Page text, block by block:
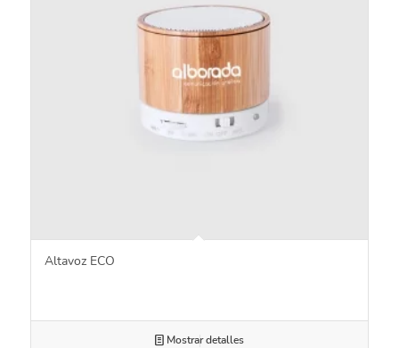
Altavoz ECO
Mostrar detalles